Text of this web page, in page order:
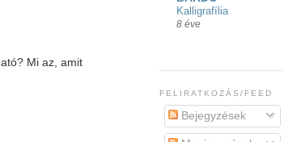
Mi az, amit
Kalligrafília
8 éve
FELIRATKOZÁS/FEED
Bejegyzések